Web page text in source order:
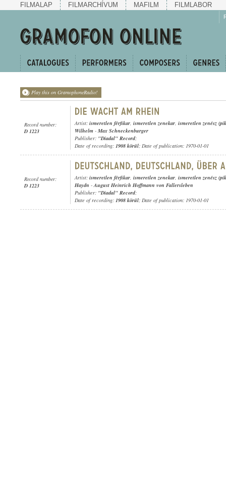
FILMALAP FILMARCHÍVUM MAFILM FILMLABOR
Play this on GramophoneRadio!
Record number:
D 1223
Artist: ismeretlen férfikar, ismeretlen zenekar, ismeretlen zenész
Wilhelm - Max Schneckenburger
Publisher: "Diadal" Record;
Date of recording: 1908 körül; Date of publication: 1970-01-01
Record number:
D 1223
Artist: ismeretlen férfikar, ismeretlen zenekar, ismeretlen zenész
Haydn -August Heinrich Hoffmann von Fallersleben
Publisher: "Diadal" Record;
Date of recording: 1908 körül; Date of publication: 1970-01-01